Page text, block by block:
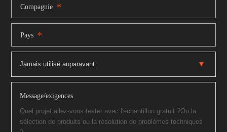
Compagnie *
Pays *
Message/exigences